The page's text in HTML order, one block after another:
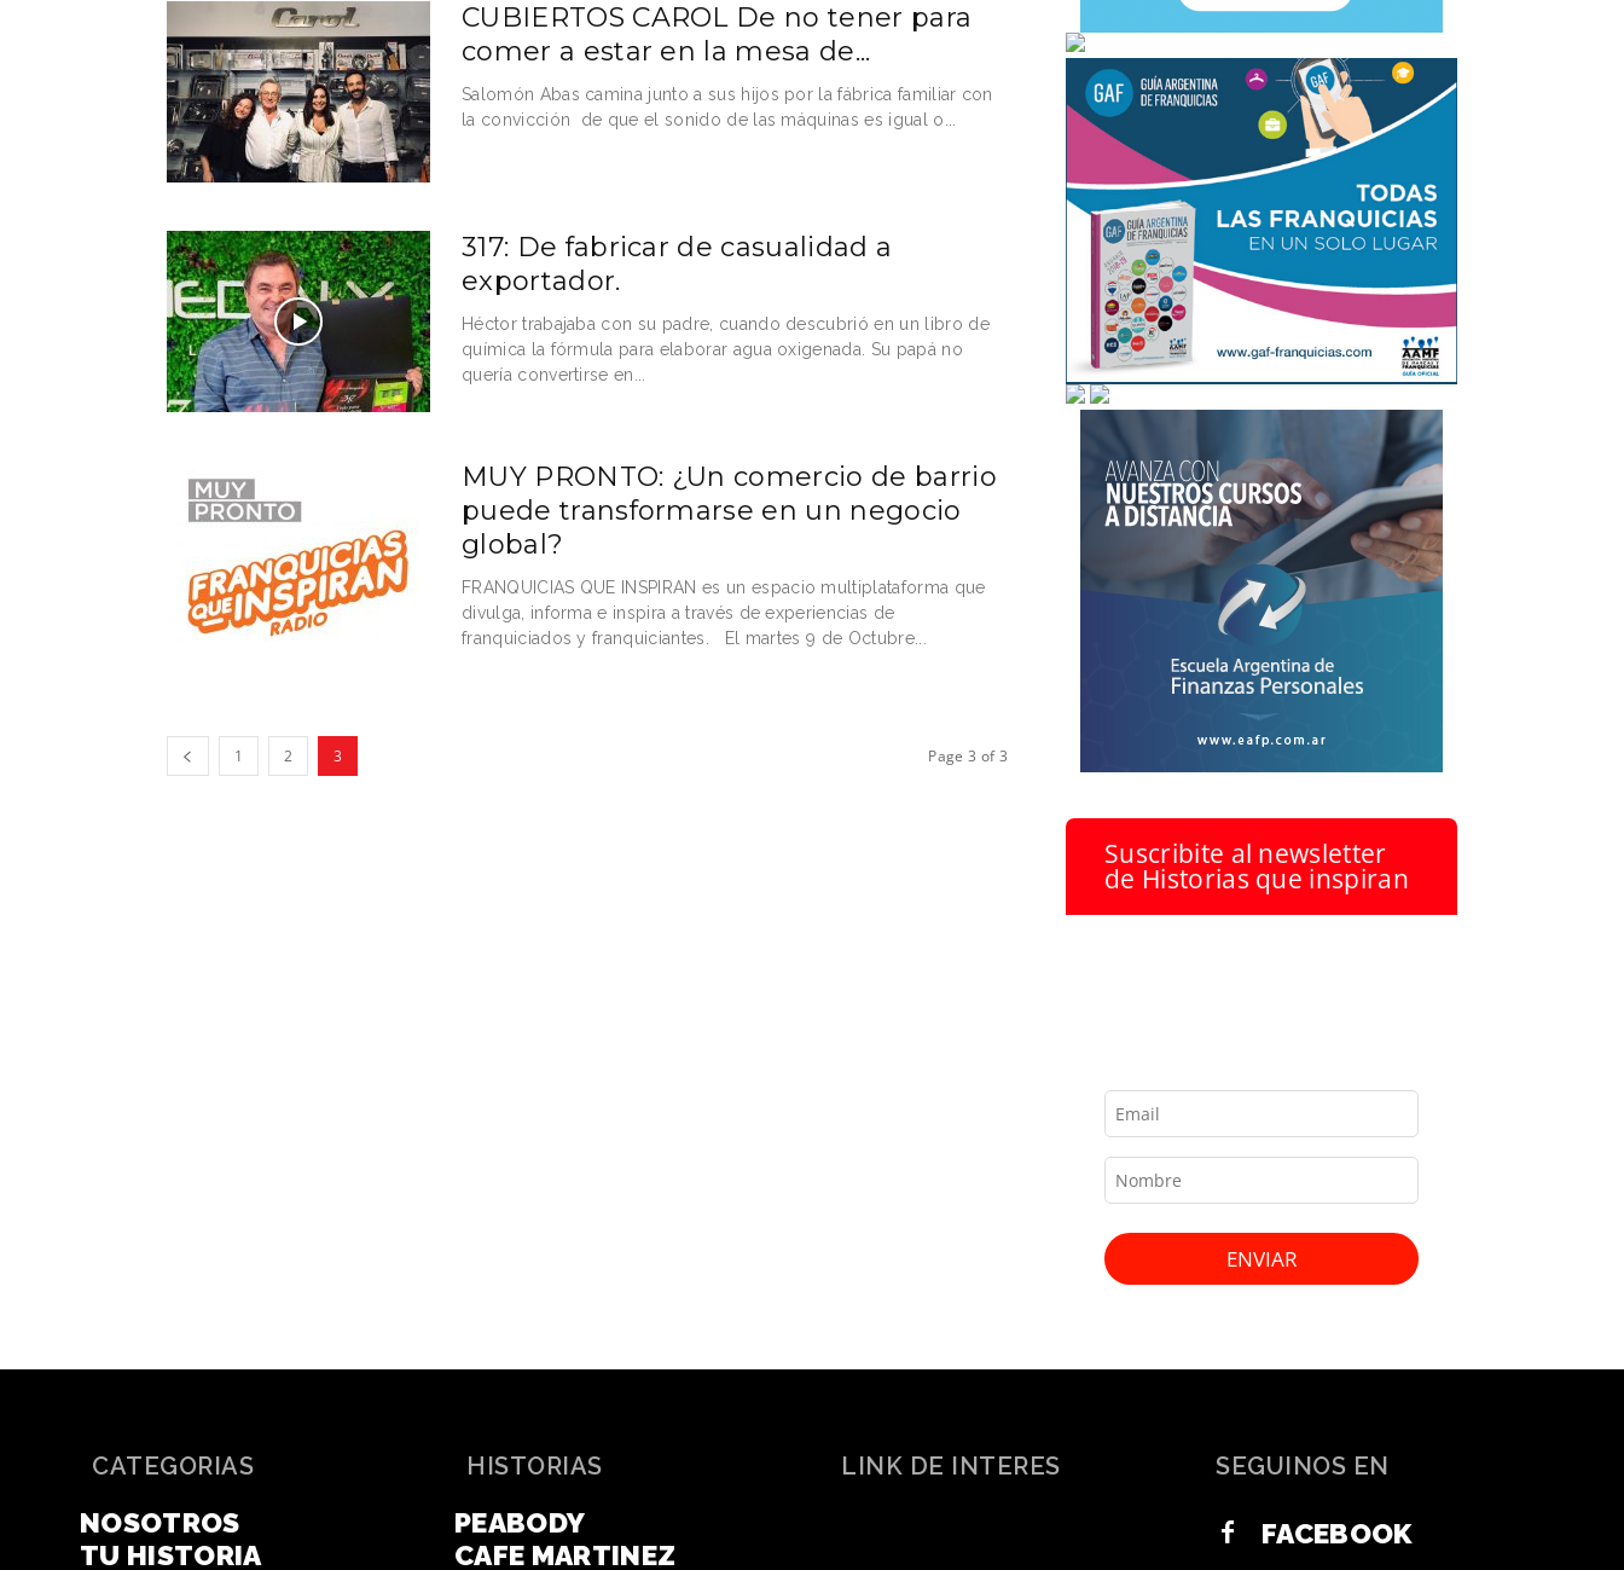
CUBIERTOS CAROL De no tener para
comer a estar en la mesa de...
Salomón Abas camina junto a sus hijos por la fábrica familiar con
la convicción de que el sonido de las máquinas es igual o...
317: De fabricar de casualidad a
exportador.
Héctor trabajaba con su padre, cuando descubrió en un libro de
química la fórmula para elaborar agua oxigenada. Su papá no
quería convertirse en...
MUY PRONTO: ¿Un comercio de barrio
puede transformarse en un negocio
global?
FRANQUICIAS QUE INSPIRAN es un espacio multiplataforma que
divulga, informa e inspira a través de experiencias de
franquiciados y franquiciantes. El martes 9 de Octubre...
1 2 3 Page 3 of 3
Suscribite al newsletter
de Historias que inspiran
ENVIAR
CATEGORIAS
NOSOTROS
TU HISTORIA
HISTORIAS
PEABODY
CAFE MARTINEZ
LINK DE INTERES SEGUINOS EN
FACEBOOK